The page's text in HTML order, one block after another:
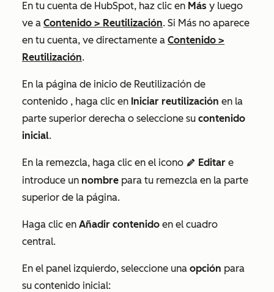
En tu cuenta de HubSpot, haz clic en Más y luego
ve a Contenido > Reutilización. Si Más no aparece
en tu cuenta, ve directamente a Contenido >
Reutilización.
En la página de inicio de Reutilización de
contenido , haga clic en Iniciar reutilización en la
parte superior derecha o seleccione su contenido
inicial.
En la remezcla, haga clic en el icono edit Editar e
introduce un nombre para tu remezcla en la parte
superior de la página.
Haga clic en Añadir contenido en el cuadro
central.
En el panel izquierdo, seleccione una opción para
su contenido inicial: